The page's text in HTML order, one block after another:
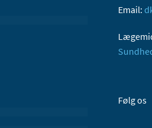
Email:
Følg os